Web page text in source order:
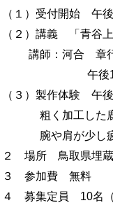
（１）受付開始 午
（２）講義 「青谷
講師：河合 章
午後
（３）製作体験 午
粗く加工した
腕や肩が少し
２ 場所鳥取県埋蔵
３ 参加費無料
４ 募集定員 10名